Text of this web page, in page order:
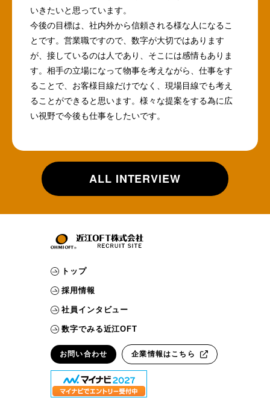
いきたいと思っています。
今後の目標は、社内外から信頼される様な人になるこ
とです。営業職ですので、数字が大切ではあります
が、接しているのは人であり、そこには感情もありま
す。相手の立場になって物事を考えながら、仕事をす
ることで、お客様目線だけでなく、現場目線でも考え
ることができると思います。様々な提案をする為に広
い視野で今後も仕事をしたいです。
ALL INTERVIEW
トップ
採用情報
社員インタビュー
数字でみる近江OFT
お問い合わせ 企業情報はこちら